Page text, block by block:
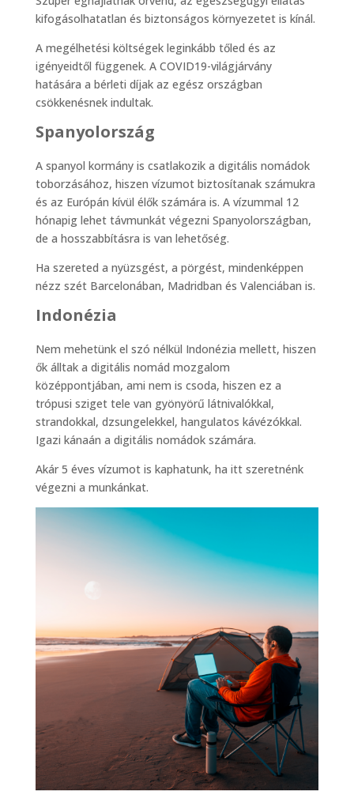
kifogásolhatatlan és biztonságos környezetet is kínál.
A megélhetési költségek leginkább tőled és az
igényeidtől függenek. A COVID19-világjárvány
hatására a bérleti díjak az egész országban
csökkenésnek indultak.
Spanyolország
A spanyol kormány is csatlakozik a digitális nomádok
toborzásához, hiszen vízumot biztosítanak számukra
és az Európán kívül élők számára is. A vízummal 12
hónapig lehet távmunkát végezni Spanyolországban,
de a hosszabbításra is van lehetőség.
Ha szereted a nyüzsgést, a pörgést, mindenképpen
nézz szét Barcelonában, Madridban és Valenciában is.
Indonézia
Nem mehetünk el szó nélkül Indonézia mellett, hiszen
ők álltak a digitális nomád mozgalom
középpontjában, ami nem is csoda, hiszen ez a
trópusi sziget tele van gyönyörű látnivalókkal,
strandokkal, dzsungelekkel, hangulatos kávézókkal.
Igazi kánaán a digitális nomádok számára.
Akár 5 éves vízumot is kaphatunk, ha itt szeretnénk
végezni a munkánkat.